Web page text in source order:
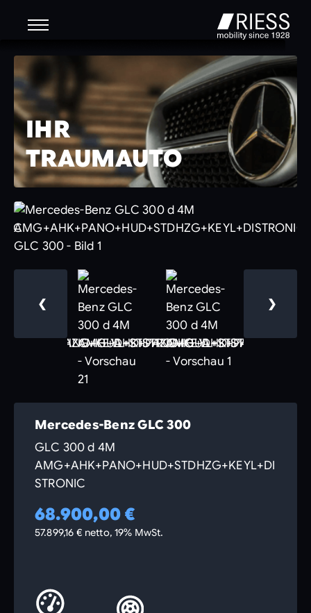
IHR
TRAUMAUTO
❮ ❯
Mercedes-Benz GLC 300
GLC 300 d 4M
AMG+AHK+PANO+HUD+STDHZG+KEYL+DI
STRONIC
68.900,00 €
57.899,16 € netto, 19% MwSt.